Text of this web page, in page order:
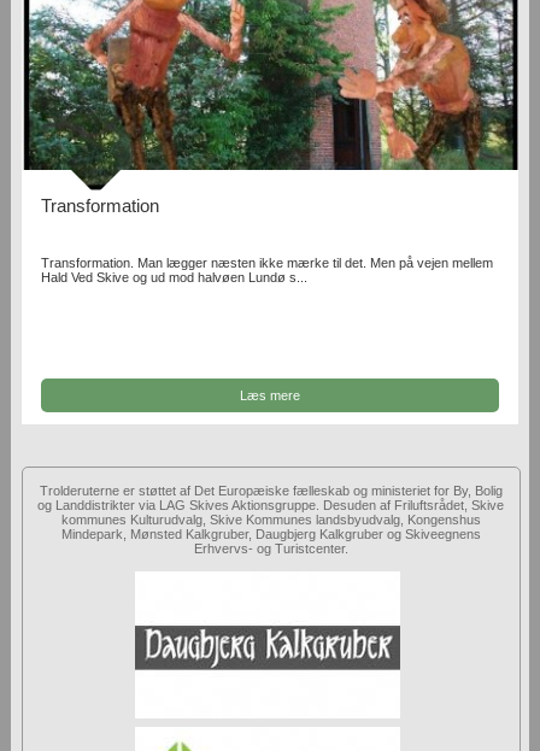
Transformation
Transformation. Man lægger næsten ikke mærke til det. Men på vejen mellem
Hald Ved Skive og ud mod halvøen Lundø s...
Læs mere
Trolderuterne er støttet af Det Europæiske fælleskab og ministeriet for By, Bolig
og Landdistrikter via LAG Skives Aktionsgruppe. Desuden af Friluftsrådet, Skive
kommunes Kulturudvalg, Skive Kommunes landsbyudvalg, Kongenshus
Mindepark, Mønsted Kalkgruber, Daugbjerg Kalkgruber og Skiveegnens
Erhvervs- og Turistcenter.